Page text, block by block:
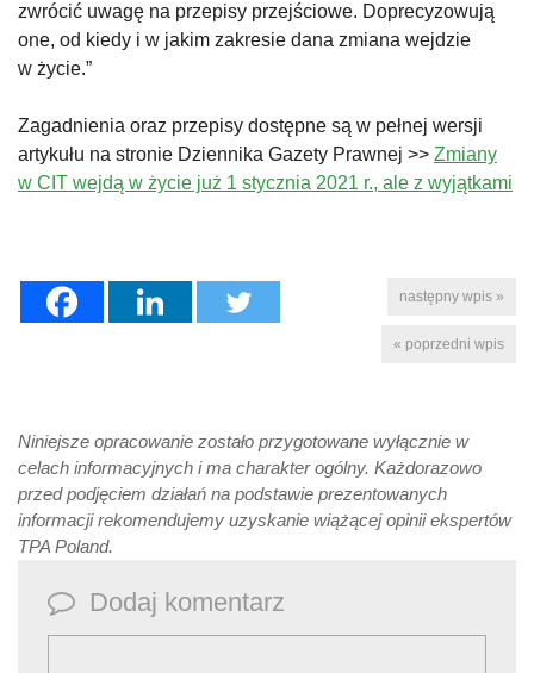
zwrócić uwagę na przepisy przejściowe. Doprecyzowują
one, od kiedy i w jakim zakresie dana zmiana wejdzie
w życie.”
Zagadnienia oraz przepisy dostępne są w pełnej wersji
artykułu na stronie Dziennika Gazety Prawnej >> Zmiany
w CIT wejdą w życie już 1 stycznia 2021 r., ale z wyjątkami
następny wpis »
« poprzedni wpis
Niniejsze opracowanie zostało przygotowane wyłącznie w
celach informacyjnych i ma charakter ogólny. Każdorazowo
przed podjęciem działań na podstawie prezentowanych
informacji rekomendujemy uzyskanie wiążącej opinii ekspertów
TPA Poland.
Dodaj komentarz